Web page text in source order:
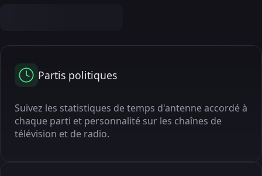
Partis politiques
Suivez les statistiques de temps d'antenne accordé à
chaque parti et personnalité sur les chaînes de
télévision et de radio.